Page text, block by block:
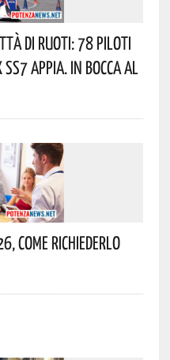
Di Ruoti: 78 Piloti
Appia. In Bocca Al
Come Richiederlo